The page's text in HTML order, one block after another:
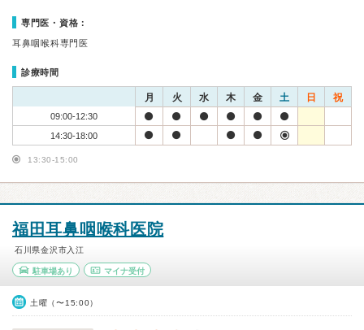
専門医・資格：
耳鼻咽喉科専門医
診療時間
月 火 水 木 金 土 日 祝
09:00-12:30
14:30-18:00
13:30-15:00
福田耳鼻咽喉科医院
石川県金沢市入江
駐車場あり マイナ受付
土曜（〜15:00）